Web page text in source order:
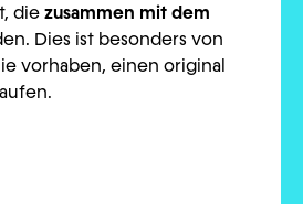
diezusammen mit dem
Dies ist besonders von
vorhaben, einen original